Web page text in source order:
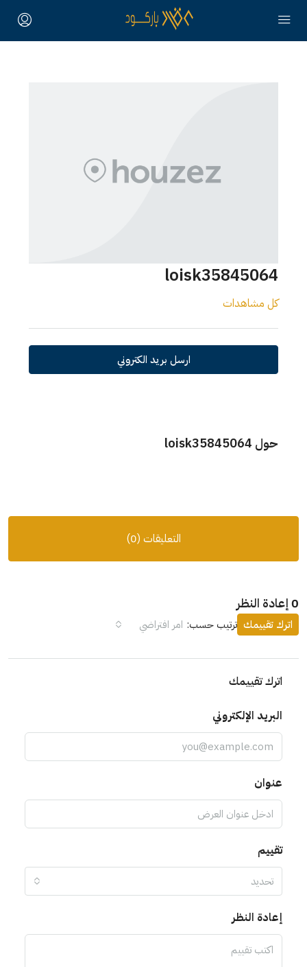
loisk35845064
كل مشاهدات
ارسل بريد الكتروني
حول loisk35845064
التعليقات (0)
0 إعادة النظر
ترتيب حسب: امر افتراضي اترك تقييمك
اترك تقييمك
البريد الإلكتروني
عنوان
تقييم
تحديد
إعادة النظر